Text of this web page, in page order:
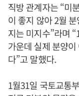
직방 관계자는 “미
이 좋지 않아 2월
지는 미지수”라며
가운데 실제 분양
다”고 말했다.
1월31일 국토교통